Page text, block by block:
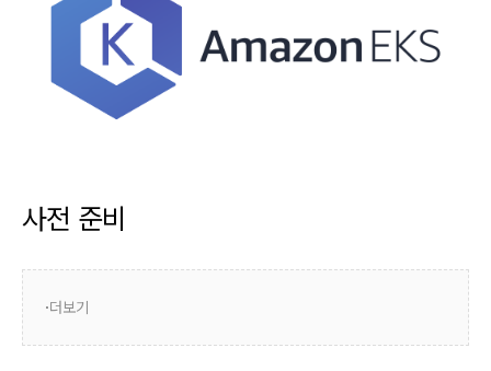
사전 준비
더보기